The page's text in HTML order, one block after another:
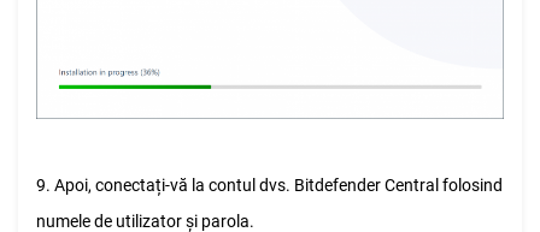
9. Apoi, conectați-vă la contul dvs. Bitdefender Central folosind
numele de utilizator și parola.